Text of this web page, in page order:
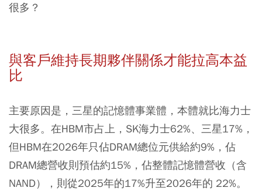
很多？
與客戶維持長期夥伴關係才能拉高本益
比
主要原因是，三星的記憶體事業體，本體就比海力士
大很多。在HBM市占上，SK海力士62%、三星17%，
但HBM在2026年只佔DRAM總位元供給約9%，佔
DRAM總營收則預估約15%，佔整體記憶體營收（含
NAND），則從2025年的17%升至2026年的 22%。